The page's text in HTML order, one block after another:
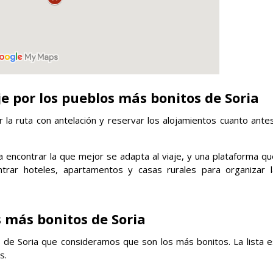
por los pueblos más bonitos de Soria
ruta con antelación y reservar los alojamientos cuanto
la que mejor se adapta al viaje, y una plataforma
hoteles, apartamentos y casas rurales para organizar
más bonitos de Soria
Soria que consideramos que son los más bonitos. La lista